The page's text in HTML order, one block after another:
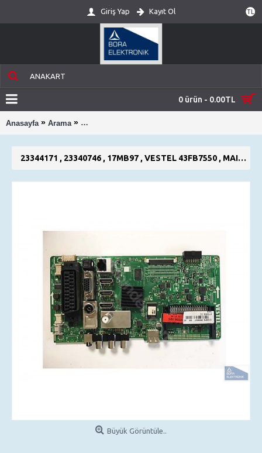
TL
Giriş Yap Kayıt Ol
0 ürün - 0.00TL
Anasayfa » Arama » 23344171 , 23340746 , 17MB97 , VESTEL
23344171 , 23340746 , 17MB97 , VESTEL 43FB7550 , MAIN BOARD , ANAKART , VES430UNEL
Büyük Görüntüle..